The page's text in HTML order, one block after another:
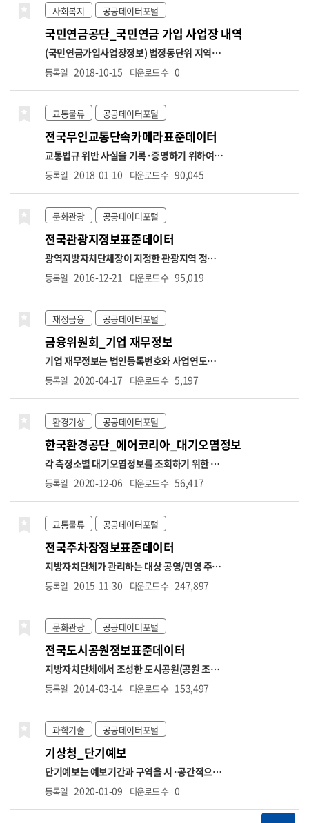
격,1.5ℓ가격,2ℓ가격,2.5ℓ가격,3ℓ가격,5ℓ가
격,10ℓ가격,20ℓ가격,30ℓ가격,50ℓ가격,60ℓ가
격,75ℓ가격,100ℓ가격,120ℓ가격,125ℓ가격,관
리부서명,관리부서전화번호
사회복지 공공데이터포털
국민연금공단_국민연금 가입 사업장 내역
(국민연금가입사업장정보) 법정동단위 지역별,
국민연금 가입 사업장 정보* 제공 범위: 가입자
수 3인 이상 법인사업장, 가입자 수 10인 이상
설명○ 자료생성년월 → 자격마감일(사유발생
일이 속하는 달의 다음달 15일)까지 신고분 반
영○ 가입자 수 → 가입자 수(고지인원 수 포
함)○ 당월고지금액 → 국민연금법 시행령 제5
조에 의거 기준소득월액 상한액 적용으로 실제
소득과 고지금액은 상이할 수 있음 ■상한액
2022.7. ~ 2023.6. 5,530,000원■상한액
2023.7. ~ 2024.6. 5,900,000원
2024.7. ~ 2025.6. 6,170,000원
2025.7. ~ 2026.6. 6,370,000원
2026.7. ~ 2027.6. 6,590,000원○ 신규취득
교하므로 실제 취득자수와 상이할 수 있음(초일
취득이 아닌 경우 당월 미고지되면 다음 달 취득
자 수에 반영) ○ 상실가입자수 → 납부예외 포
함. ※해당 자료추출월과 익월을 비교하여 자료
추출월에는 고지가 있으나 익월에는 고지가 없
는 대상자에 대한 건수를 제공하므로 실제 상실
등록일 2018-10-15 다운로드 수 0
교통물류 공공데이터포털
전국무인교통단속카메라표준데이터
교통법규 위반 사실을 기록·증명하기 위하여 설
치·관리되는 고정식 무인교통단속카메라에 대
한 정보(이동식 무인교통단속카메라는 제외) *
시군구명,도로종류,도로노선번호,도로노선명,
도로노선방향,소재지도로명주소,소재지지번
주소,위도,경도,설치장소,단속구분,제한속도,
단속구간위치구분,과속단속구간길이,보호구
역구분,설치연도,관리기관명,관리기관전화번
호
등록일 2018-01-10 다운로드 수 90,045
문화관광 공공데이터포털
전국관광지정보표준데이터
광역지방자치단체장이 지정한 관광지역 정보
(관광지, 관광단지 포함. 관광특구 제외) *항목
명: 관광지명,관광지구분,소재지도로명주소,소
보,숙박시설정보,운동및오락시설정보,휴양및
문화시설정보,접객시설정보,지원시설정보,지
정일자,수용인원수,주차가능수,관광지소개,관
리기관전화번호,관리기관명
등록일 2016-12-21 다운로드 수 95,019
재정금융 공공데이터포털
금융위원회_기업 재무정보
기업 재무정보는 법인등록번호와 사업연도를
기준으로 기업의 재무제표 항목을 조회할 수 있
는 데이터입니다. 제공 항목에는 기업의 매출
재무정보뿐 아니라, 계정과목별 재무상태표와
손익계산서 항목이 포함됩니다. 데이터는 요약
재무제표 조회, 재무상태표 조회, 손익계산서
조회의 세 가지 오퍼레이션으로 구성되어 있으
며, 각 항목에 대해 전기·당기·전분기 등의 비
교 수치도 함께 제공됩니다. 본 데이터는 기업의
경영성과 분석, 재무 건전성 평가, 투자 위험 분
석, 기업 간 재무비교 등 다양한 금융 분석에 활
용될 수 있습니다. ※ 데이터 갱신주기는 일 1회
입니다. ※ 금융위원회의 모든 API는 데이터 보
유기관으로부터 데이터를 연계받아 수집 후 개
든 서비스는 실시간이 아니며, 데이터 갱신은 기
준일자로부터 영업일 하루 뒤 오후 1시 이후에
업데이트됩니다. 예를 들어, 금요일 데이터는
차주 월요일에 제공됩니다. (월요일이 공휴일인
경우, 다음 영업일에 제공됩니다)
등록일 2020-04-17 다운로드 수 5,197
환경기상 공공데이터포털
한국환경공단_에어코리아_대기오염정보
각 측정소별 대기오염정보를 조회하기 위한 서
비스로 기간별, 시도별 대기오염 정보와 통합대
기환경지수 나쁨 이상 측정소 내역, 대기질(미
다. api 별 상세기능으로는 측정소별 실시간 측
정정보 조회, 통합대기환경지수 나쁨이상 측정
소 목록조회, 시도별 실시간 측정정보조회, 대
기질 예보통보 조회, 초미세먼지 주간예보 조회
의 기능으로 이루어져 있습니다. ※ 운영계정으
로 사용하고자 할 경우 "한국환경공단 에어코리
아 OpenAPI 기술문서" 내 신청 가이드 참고
등록일 2020-12-06 다운로드 수 56,417
교통물류 공공데이터포털
전국주차장정보표준데이터
지방자치단체가 관리하는 대상 공영/민영 주차
장(노상, 노외, 부설) 정보(거주지우선주차지역
은 제외) * 항목명: 주차장관리번호,주차장명,
재지지번주소,주차구획수,급지구분,부제시행
구분,운영요일,평일운영시작시각,평일운영종
료시각,토요일운영시작시각,토요일운영종료
시각,공휴일운영시작시각,공휴일운영종료시
각,요금정보,주차기본시간,주차기본요금,추가
단위시간,추가단위요금,1일주차권요금적용시
간,1일주차권요금,월정기권요금,결제방법,특
기사항,관리기관명,전화번호,위도,경도,장애
인전용주차구역보유여부
등록일 2015-11-30 다운로드 수 247,897
문화관광 공공데이터포털
전국도시공원정보표준데이터
지방자치단체에서 조성한 도시공원(공원 조성
이 완료되지 않은 공원정보는 제공범위(대상)에
서 제외) * 항목명: 관리번호,공원명,공원구분,
공원면적,공원보유시설(운동시설),공원보유시
설(유희시설),공원보유시설(편익시설),공원보
유시설(교양시설),공원보유시설(기타시설),지
정고시일,관리기관명,전화번호
등록일 2014-03-14 다운로드 수 153,497
과학기술 공공데이터포털
기상청_단기예보
단기예보는 예보기간과 구역을 시·공간적으로
세분화하여 발표하는 예보입니다. 지역별 시간
별 차이로 인한 수요자의 불편을 최소화하기 위
등록일 2020-01-09 다운로드 수 0